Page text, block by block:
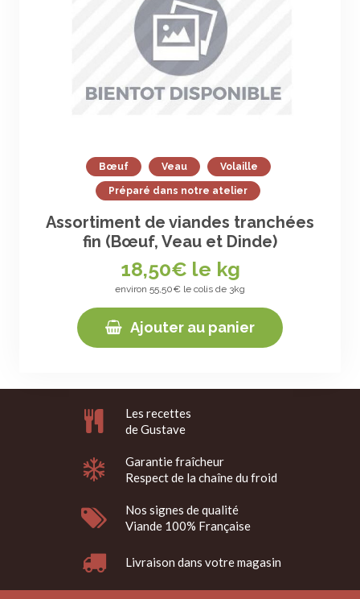
Bœuf Veau Volaille
Préparé dans notre atelier
Assortiment de viandes tranchées
fin (Bœuf, Veau et Dinde)
18,50€ le kg
environ 55,50€ le colis de 3kg
Ajouter au panier
Les recettes
de Gustave
Garantie fraîcheur
Respect de la chaîne du froid
Nos signes de qualité
Viande 100% Française
Livraison dans votre magasin